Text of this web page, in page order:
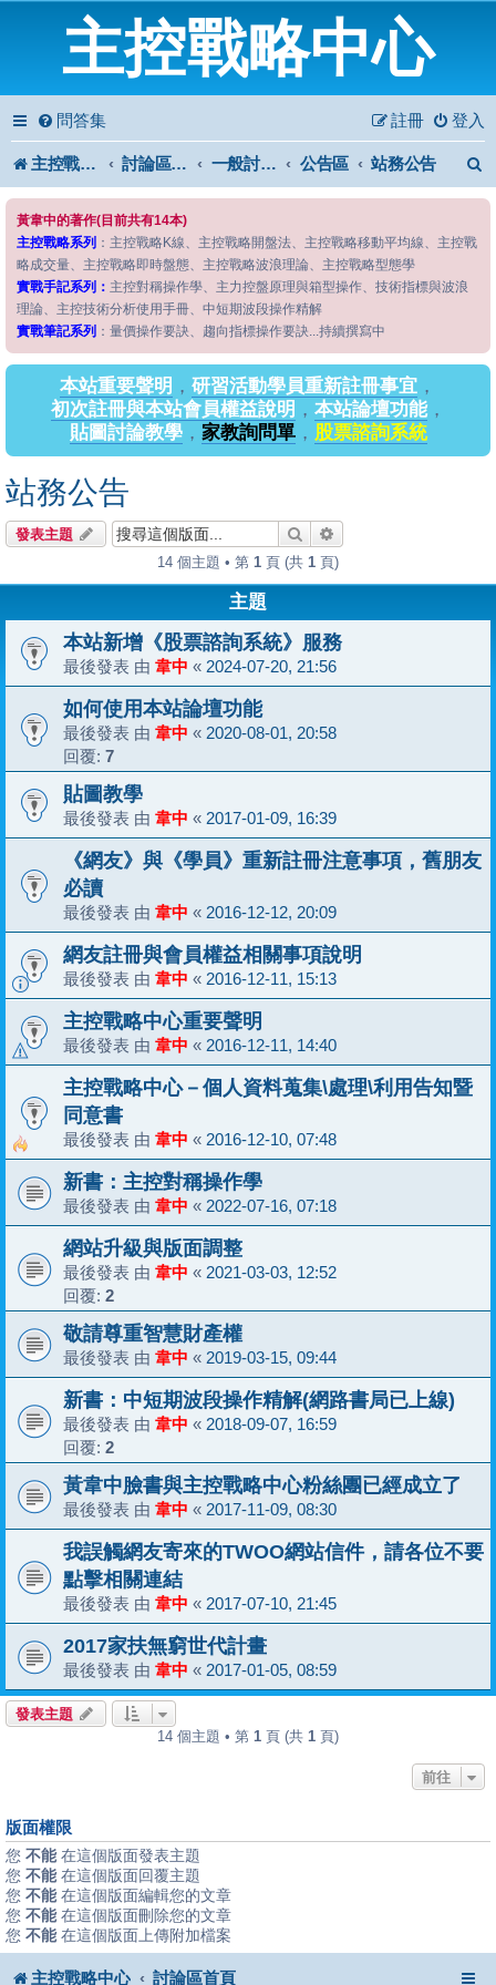
主控戰略中心
問答集 登入
註冊
主控戰略中心 討論區首頁 一般討論區 公告區 站務公告
黃韋中的著作(目前共有14本)
主控戰略系列 ：主控戰略K線、主控戰略開盤法、主控戰略移動平均線、主控戰
略成交量、主控戰略即時盤態、主控戰略波浪理論、主控戰略型態學
實戰手記系列： 主控對稱操作學、主力控盤原理與箱型操作、技術指標與波浪
理論、主控技術分析使用手冊、中短期波段操作精解
實戰筆記系列 ：量價操作要訣、趨向指標操作要訣...持續撰寫中
本站重要聲明 ， 研習活動學員重新註冊事宜 ，
初次註冊與本站會員權益說明 ， 本站論壇功能，
貼圖討論教學， 家教詢問單， 股票諮詢系統
站務公告
發表主題 搜尋
14 個主題 • 第 1 頁 (共 1 頁)
主題
本站新增《股票諮詢系統》服務
最後發表 由 韋中 « 2024-07-20, 21:56
如何使用本站論壇功能
最後發表 由 韋中 « 2020-08-01, 20:58
回覆: 7
貼圖教學
最後發表 由 韋中 « 2017-01-09, 16:39
《網友》與《學員》重新註冊注意事項，舊朋友
必讀
最後發表 由 韋中 « 2016-12-12, 20:09
網友註冊與會員權益相關事項說明
最後發表 由 韋中 « 2016-12-11, 15:13
主控戰略中心重要聲明
最後發表 由 韋中 « 2016-12-11, 14:40
主控戰略中心－個人資料蒐集\處理\利用告知暨
同意書
最後發表 由 韋中 « 2016-12-10, 07:48
新書：主控對稱操作學
最後發表 由 韋中 « 2022-07-16, 07:18
網站升級與版面調整
最後發表 由 韋中 « 2021-03-03, 12:52
回覆: 2
敬請尊重智慧財產權
最後發表 由 韋中 « 2019-03-15, 09:44
新書：中短期波段操作精解(網路書局已上線)
最後發表 由 韋中 « 2018-09-07, 16:59
回覆: 2
黃韋中臉書與主控戰略中心粉絲團已經成立了
最後發表 由 韋中 « 2017-11-09, 08:30
我誤觸網友寄來的TWOO網站信件，請各位不要
點擊相關連結
最後發表 由 韋中 « 2017-07-10, 21:45
2017家扶無窮世代計畫
最後發表 由 韋中 « 2017-01-05, 08:59
發表主題
14 個主題 • 第 1 頁 (共 1 頁)
前往
版面權限
您 不能在這個版面發表主題
您 不能在這個版面回覆主題
您 不能在這個版面編輯您的文章
您 不能在這個版面刪除您的文章
您 不能在這個版面上傳附加檔案
主控戰略中心 討論區首頁